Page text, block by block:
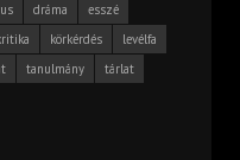
dráma
esszé
körkérdés
levélfa
tanulmány
tárlat